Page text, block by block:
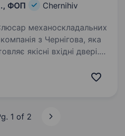
ФОП Chernihiv
з Чернігова, яка
якісні вхідні двері.
Запрошуємо
1 of 2